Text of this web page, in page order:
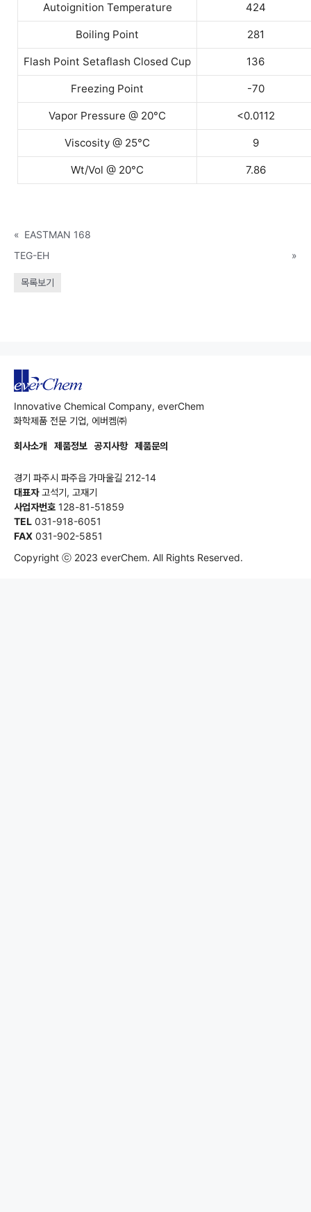
Autoignition Temperature 424
Boiling Point 281
Flash Point Setaflash Closed Cup 136
Freezing Point -70
Vapor Pressure @ 20°C <0.0112
Viscosity @ 25°C 9
Wt/Vol @ 20°C 7.86
« EASTMAN 168
TEG-EH
»
목록보기
Innovative Chemical Company, everChem
화학제품 전문 기업, 에버켐㈜
회사소개 제품정보 공지사항 제품문의
경기 파주시 파주읍 가마울길 212-14
대표자고석기, 고재기
사업자번호 128-81-51859
TEL 031-918-6051
FAX 031-902-5851
Copyright ⓒ 2023 everChem. All Rights Reserved.